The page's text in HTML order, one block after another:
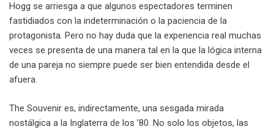
Hogg se arriesga a que algunos espectadores terminen
fastidiados con la indeterminación o la paciencia de la
protagonista. Pero no hay duda que la experiencia real muchas
veces se presenta de una manera tal en la que la lógica interna
de una pareja no siempre puede ser bien entendida desde el
afuera.
The Souvenir es, indirectamente, una sesgada mirada
nostálgica a la Inglaterra de los ’80. No solo los objetos, las